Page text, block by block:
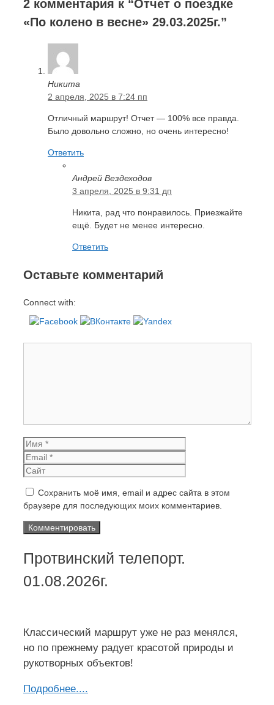
2 комментария к “Отчет о поездке
«По колено в весне» 29.03.2025г.”
Никита
2 апреля, 2025 в 7:24 пп
Отличный маршрут! Отчет — 100% все правда.
Было довольно сложно, но очень интересно!
Ответить
Андрей Вездеходов
3 апреля, 2025 в 9:31 дп
Никита, рад что понравилось. Приезжайте
ещё. Будет не менее интересно.
Ответить
Оставьте комментарий
Connect with:
Имя
Сохранить моё имя, email и адрес сайта в этом
браузере для последующих моих комментариев.
Протвинский телепорт.
01.08.2026г.
Классический маршрут уже не раз менялся,
но по прежнему радует красотой природы и
рукотворных объектов!
Подробнее....